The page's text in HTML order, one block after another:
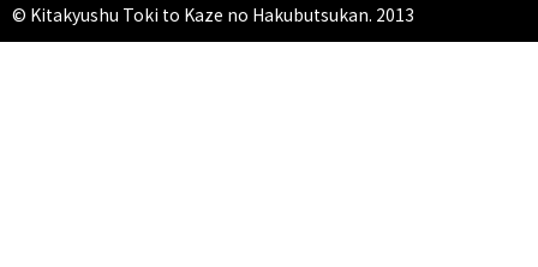
© Kitakyushu Toki to Kaze no Hakubutsukan. 2013